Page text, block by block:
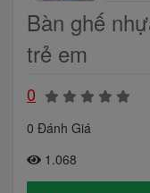
Bàn ghế
trẻ em
0
0 Đánh Giá
1.068